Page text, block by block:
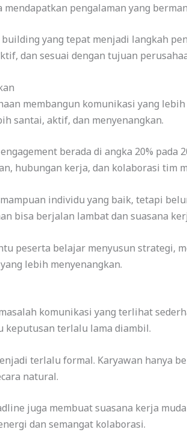
pengalaman yang
yang tepat menjadi langkah
dan sesuai dengan tujuan
membangun komunikasi yang
santai, aktif, dan menyenangkan.
berada di angka 20%
hubungan kerja, dan kolaborasi tim
individu yang baik, tetapi
bisa berjalan lambat dan suasana
peserta belajar menyusun strategi,
lebih menyenangkan.
komunikasi yang terlihat
keputusan terlalu lama diambil.
terlalu formal. Karyawan hanya
natural.
juga membuat suasana kerja
dan semangat kolaborasi.